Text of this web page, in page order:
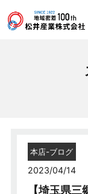
本店-ブログ
2023/04/14
【埼玉県